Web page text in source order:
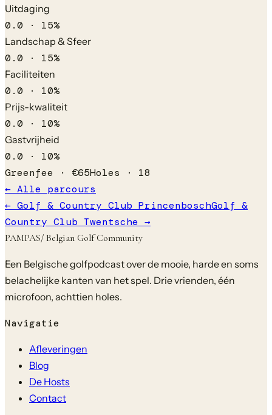
Uitdaging
0.0 · 15%
Landschap & Sfeer
0.0 · 15%
Faciliteiten
0.0 · 10%
Prijs-kwaliteit
0.0 · 10%
Gastvrijheid
0.0 · 10%
Greenfee · €65Holes · 18
← Alle parcours
← Golf & Country Club PrincenboschGolf &
Country Club Twentsche →
PAMPAS/ Belgian Golf Community
Een Belgische golfpodcast over de mooie, harde en soms
belachelijke kanten van het spel. Drie vrienden, één
microfoon, achttien holes.
Navigatie
Afleveringen
Blog
De Hosts
Contact